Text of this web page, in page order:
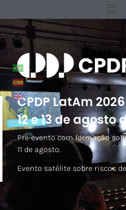
CPDP LatAm 2026
12 e 13 de agosto
Pré-evento com formação
11 de agosto.
Evento satélite sobre riscos